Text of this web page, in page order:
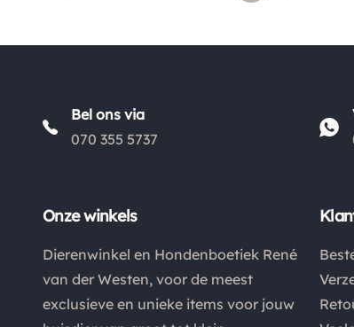
Bel ons via
070 355 5737
Onze winkels
Dierenwinkel en Hondenboetiek René
van der Westen, voor de meest
exclusieve en unieke items voor jouw